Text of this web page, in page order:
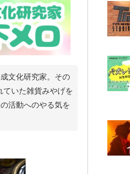
文化研究家。その
ていた雑貨みやげを
活動へのやる気を